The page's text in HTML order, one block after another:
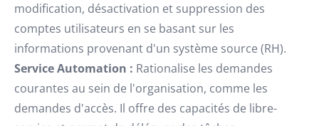
modification, désactivation et suppression des
comptes utilisateurs en se basant sur les
informations provenant d'un système source (RH).
Service Automation : Rationalise les demandes
courantes au sein de l'organisation, comme les
demandes d'accès. Il offre des capacités de libre-